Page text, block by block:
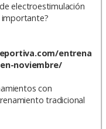
electroestimulación
entrena
noviembre/
con
tradicional